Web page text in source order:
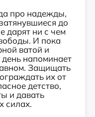
про надежды,
до
дарят ни с чем
И пока
ватой и
напоминает
Защищать
их от
детство,
и давать
силах.